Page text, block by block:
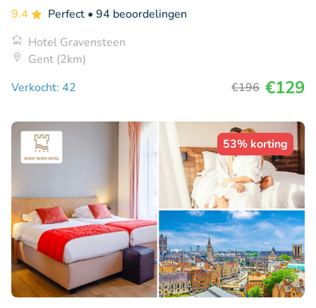
9.4 Perfect • 94 beoordelingen
Hotel Gravensteen
Gent (2km)
Verkocht: 42
€196 €129
53% korting